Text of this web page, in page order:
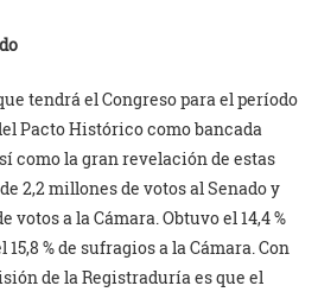
tendrá el Congreso para el período
Pacto Histórico como bancada
como la gran revelación de estas
2,2 millones de votos al Senado y
votos a la Cámara. Obtuvo el 14,4 %
% de sufragios a la Cámara. Con
de la Registraduría es que el